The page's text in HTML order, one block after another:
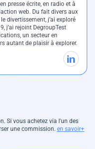
presse écrite, en radio et à
web. Du fait divers aux
divertissement, j’ai exploré
j’ai rejoint DegroupTest
un secteur en
autant de plaisir à explorer.
Si vous achetez via l'un des
une commission. en savoir+